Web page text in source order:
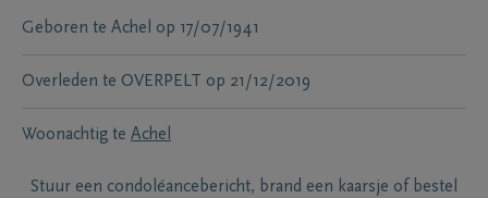
Geboren te Achel op 17/07/1941
Overleden te OVERPELT op 21/12/2019
Woonachtig te Achel
Stuur een condoléancebericht, brand een kaarsje of bestel